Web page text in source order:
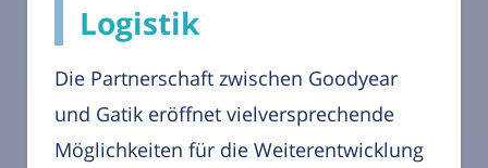
Logistik
Die Partnerschaft zwischen Goodyear
und Gatik eröffnet vielversprechende
Möglichkeiten für die Weiterentwicklung